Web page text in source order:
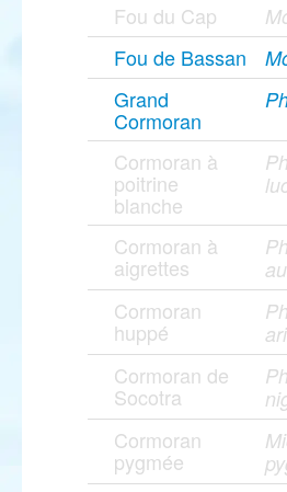
Fou du Cap
Fou de Bassan
Grand
Cormoran
Cormoran à
poitrine
blanche
Cormoran à
aigrettes
Cormoran
huppé
Cormoran de
Socotra
Cormoran
pygmée